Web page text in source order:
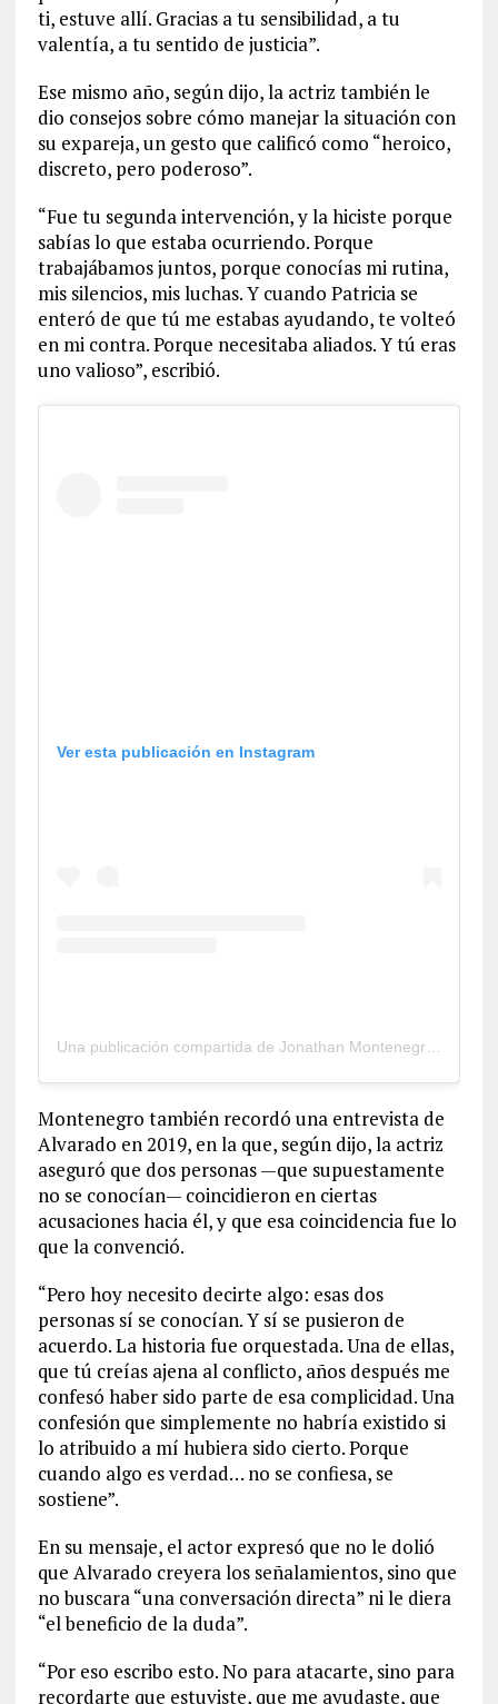
ti, estuve allí. Gracias a tu sensibilidad, a tu
valentía, a tu sentido de justicia”.
Ese mismo año, según dijo, la actriz también le
dio consejos sobre cómo manejar la situación con
su expareja, un gesto que calificó como “heroico,
discreto, pero poderoso”.
“Fue tu segunda intervención, y la hiciste porque
sabías lo que estaba ocurriendo. Porque
trabajábamos juntos, porque conocías mi rutina,
mis silencios, mis luchas. Y cuando Patricia se
enteró de que tú me estabas ayudando, te volteó
en mi contra. Porque necesitaba aliados. Y tú eras
uno valioso”, escribió.
Ver esta publicación en Instagram
Montenegro también recordó una entrevista de
Alvarado en 2019, en la que, según dijo, la actriz
aseguró que dos personas —que supuestamente
no se conocían— coincidieron en ciertas
acusaciones hacia él, y que esa coincidencia fue lo
que la convenció.
“Pero hoy necesito decirte algo: esas dos
personas sí se conocían. Y sí se pusieron de
acuerdo. La historia fue orquestada. Una de ellas,
que tú creías ajena al conflicto, años después me
confesó haber sido parte de esa complicidad. Una
confesión que simplemente no habría existido si
lo atribuido a mí hubiera sido cierto. Porque
cuando algo es verdad… no se confiesa, se
sostiene”.
En su mensaje, el actor expresó que no le dolió
que Alvarado creyera los señalamientos, sino que
no buscara “una conversación directa” ni le diera
“el beneficio de la duda”.
“Por eso escribo esto. No para atacarte, sino para
recordarte que estuviste, que me ayudaste, que